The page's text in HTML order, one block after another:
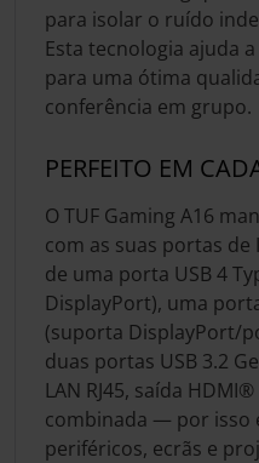
para isolar o ruído
Esta tecnologia ajuda
para uma ótima
conferência em grupo.
PERFEITO EM
O TUF Gaming A16
com as suas portas
de uma porta USB 4
DisplayPort), uma
(suporta DisplayPort/
duas portas USB 3.2
LAN RJ45, saída
combinada — por isso
periféricos, ecrãs e